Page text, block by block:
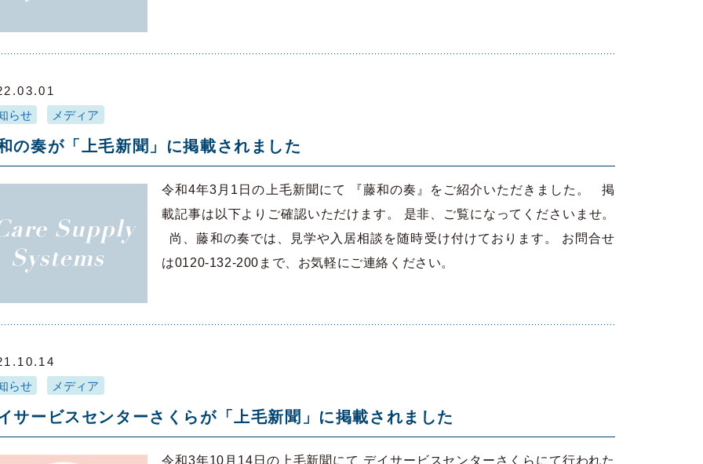
令和4年3月1日の上毛新聞にて 『藤和の奏』をご紹介いただきました。 掲
載記事は以下よりご確認いただけます。 是非、ご覧になってくださいませ。
尚、藤和の奏では、見学や入居相談を随時受け付けております。 お問合せ
は0120-132-200まで、お気軽にご連絡ください。
らせ
メディア
の奏が「上毛新聞」に掲載されました
令和3年10月14日の上毛新聞にて デイサービスセンターさくらにて行われた
らせ
メディア
サービスセンターさくらが「上毛新聞」に掲載されました